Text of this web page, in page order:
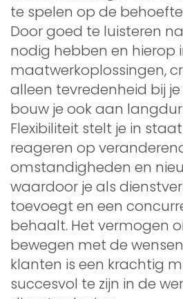
te spelen op de
Door goed te luisteren
nodig hebben en hierop
maatwerkoplossingen,
alleen tevredenheid bij
bouw je ook aan
Flexibiliteit stelt je in
reageren op
omstandigheden en
waardoor je als
toevoegt en een
behaalt. Het vermogen
bewegen met de
klanten is een krachtig
succesvol te zijn in de